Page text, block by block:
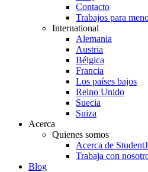
Contacto
Trabajos para
International
Alemania
Austria
Bélgica
Francia
Los países bajos
Reino Unido
Suecia
Suiza
Acerca
Quienes somos
Acerca de
Trabaja con
Blog